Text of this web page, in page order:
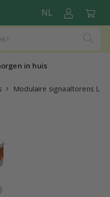
NL
in huis
Modulaire signaaltorens LED